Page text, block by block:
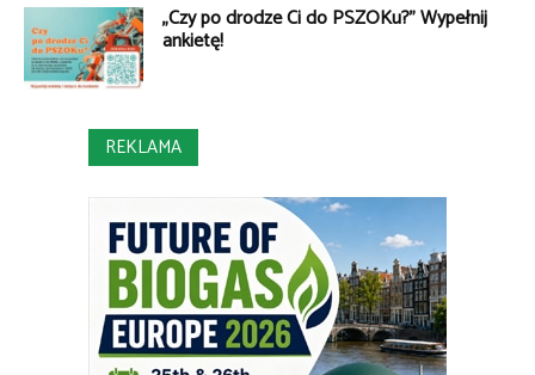
„Czy po drodze Ci do PSZOKu?” Wypełnij
ankietę!
REKLAMA